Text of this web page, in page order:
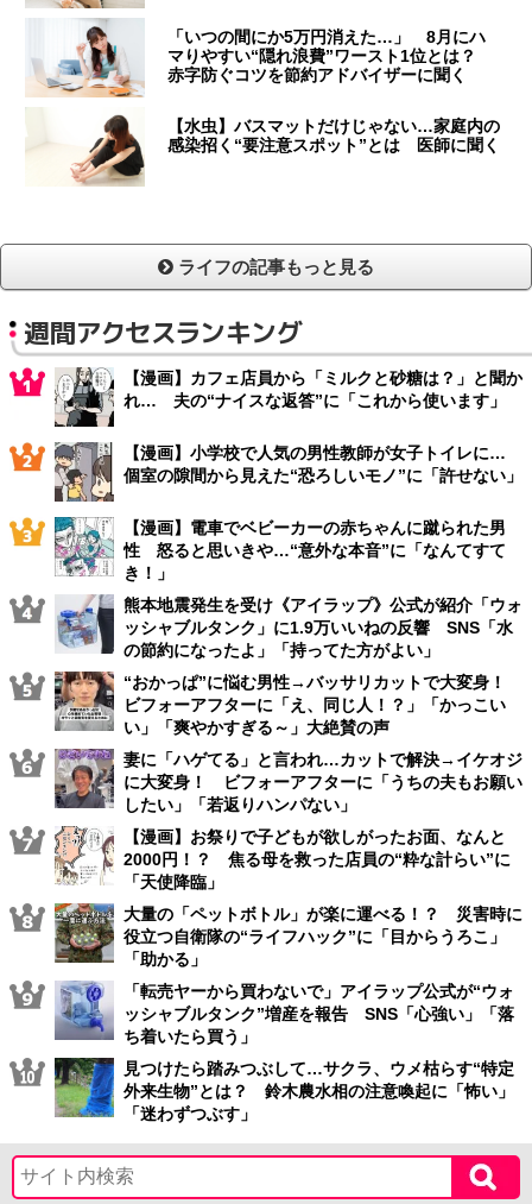
「いつの間にか5万円消えた…」 8月にハ
マりやすい“隠れ浪費”ワースト1位とは？
赤字防ぐコツを節約アドバイザーに聞く
【水虫】バスマットだけじゃない…家庭内の
感染招く“要注意スポット”とは 医師に聞く
ライフの記事もっと見る
週間アクセスランキング
【漫画】カフェ店員から「ミルクと砂糖は？」と聞か
れ… 夫の“ナイスな返答”に「これから使います」
【漫画】小学校で人気の男性教師が女子トイレに…
個室の隙間から見えた“恐ろしいモノ”に「許せない」
【漫画】電車でベビーカーの赤ちゃんに蹴られた男
性 怒ると思いきや…“意外な本音”に「なんてすて
き！」
熊本地震発生を受け《アイラップ》公式が紹介「ウォ
ッシャブルタンク」に1.9万いいねの反響 SNS「水
の節約になったよ」「持ってた方がよい」
“おかっぱ”に悩む男性→バッサリカットで大変身！
ビフォーアフターに「え、同じ人！？」「かっこい
い」「爽やかすぎる～」大絶賛の声
妻に「ハゲてる」と言われ…カットで解決→イケオジ
に大変身！ ビフォーアフターに「うちの夫もお願い
したい」「若返りハンパない」
【漫画】お祭りで子どもが欲しがったお面、なんと
2000円！？ 焦る母を救った店員の“粋な計らい”に
「天使降臨」
大量の「ペットボトル」が楽に運べる！？ 災害時に
役立つ自衛隊の“ライフハック”に「目からうろこ」
「助かる」
「転売ヤーから買わないで」アイラップ公式が“ウォ
ッシャブルタンク”増産を報告 SNS「心強い」「落
ち着いたら買う」
見つけたら踏みつぶして…サクラ、ウメ枯らす“特定
外来生物”とは？ 鈴木農水相の注意喚起に「怖い」
「迷わずつぶす」